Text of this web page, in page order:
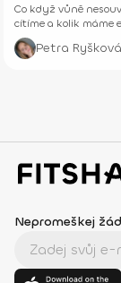
Co když vůně
cítíme a kolik máme
výkon při tréninku?
Petra Ryšková
Nepromeškej